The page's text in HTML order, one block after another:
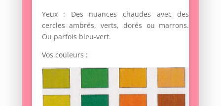
Yeux : Des nuances chaudes avec des
cercles ambrés, verts, dorés ou marrons.
Ou parfois bleu-vert.
Vos couleurs :